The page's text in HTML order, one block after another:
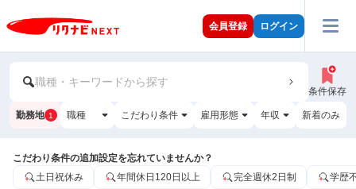
会員登録 ログイン
職種・キーワードから探す
条件保存
勤務地 1 職種 こだわり条件 雇用形態 年収 新着のみ
こだわり条件の追加設定を忘れていませんか？
土日祝休み
年間休日120日以上 完全週休2日制 学歴